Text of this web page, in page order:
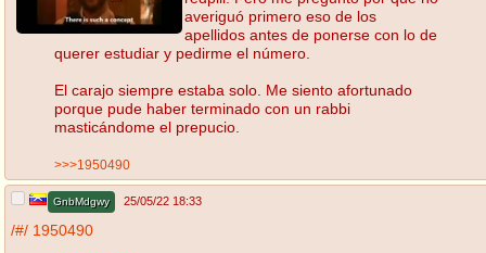
averiguó primero eso de los
apellidos antes de ponerse con lo de
querer estudiar y pedirme el número.
El carajo siempre estaba solo. Me siento afortunado
porque pude haber terminado con un rabbi
masticándome el prepucio.
>>>1950490
GnbMdgwy 25/05/22 18:33
/#/ 1950490